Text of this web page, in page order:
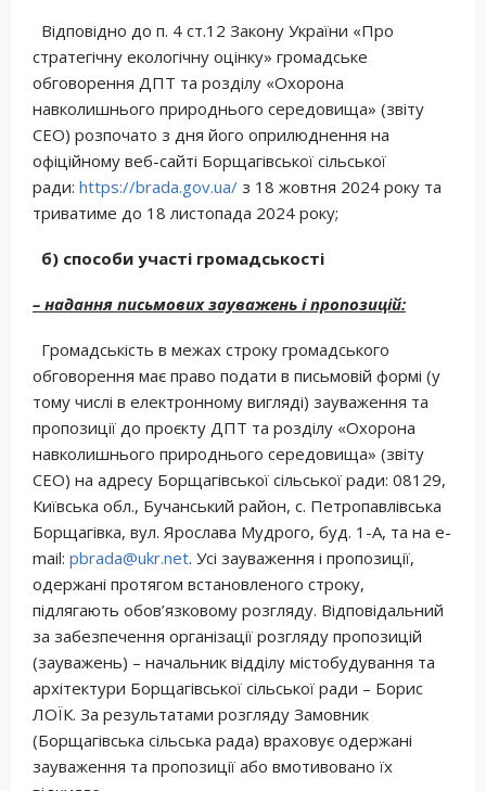
Відповідно до п. 4 ст.12 Закону України «Про
стратегічну екологічну оцінку» громадське
обговорення ДПТ та розділу «Охорона
навколишнього природнього середовища» (звіту
СЕО) розпочато з дня його оприлюднення на
офіційному веб-сайті Борщагівської сільської
ради: https://brada.gov.ua/ з 18 жовтня 2024 року та
триватиме до 18 листопада 2024 року;
б) способи участі громадськості
– надання письмових зауважень і пропозицій:
Громадськість в межах строку громадського
обговорення має право подати в письмовій формі (у
тому числі в електронному вигляді) зауваження та
пропозиції до проєкту ДПТ та розділу «Охорона
навколишнього природнього середовища» (звіту
СЕО) на адресу Борщагівської сільської ради: 08129,
Київська обл., Бучанський район, с. Петропавлівська
Борщагівка, вул. Ярослава Мудрого, буд. 1-А, та на e-
mail: pbrada@ukr.net. Усі зауваження і пропозиції,
одержані протягом встановленого строку,
підлягають обов’язковому розгляду. Відповідальний
за забезпечення організації розгляду пропозицій
(зауважень) – начальник відділу містобудування та
архітектури Борщагівської сільської ради – Борис
ЛОЇК. За результатами розгляду Замовник
(Борщагівська сільська рада) враховує одержані
зауваження та пропозиції або вмотивовано їх